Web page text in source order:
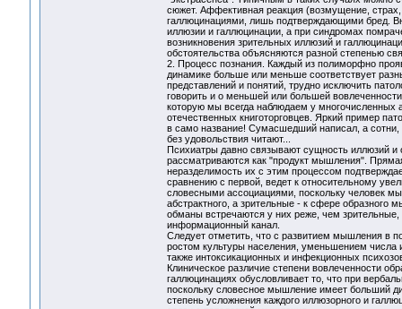
сюжет. Аффективная реакция (возмущение,
галлюцинациями, лишь подтверждающими бред.
иллюзии и галлюцинации, а при синдромах
возникновения зрительных иллюзий и
обстоятельства объясняются разной степенью
2. Процесс познания. Каждый из полиморфно
динамике больше или меньше соответствует
представлений и понятий, трудно исключить
говорить и о меньшей или большей
которую мы всегда наблюдаем у многочисленных
отечественных книготорговцев. Яркий пример
в само название! Сумасшедший написал, а
без удовольствия читают...
Психиатры давно связывают сущность иллюзий
рассматриваются как "продукт мышления".
неразделимость их с этим процессом
сравнению с первой, ведет к относительному
словесными ассоциациями, поскольку человек
абстрактного, а зрительные - к сфере
обманы встречаются у них реже, чем
информационный канал.
Следует отметить, что с развитием мышления в
ростом культуры населения, уменьшением числа
также интоксикационных и инфекционных
Клиническое различие степени вовлеченности
галлюцинациях обусловливает то, что при
поскольку словесное мышление имеет больший
степень усложнения каждого иллюзорного и